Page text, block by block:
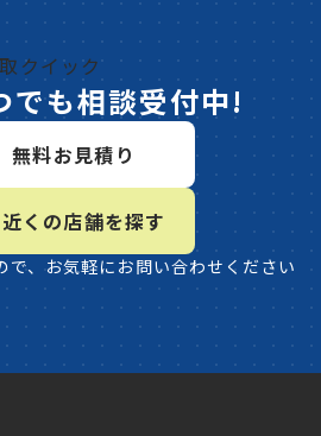
でも相談受付中!
無料お見積り
くの店舗を探す
で、お気軽にお問い合わせください